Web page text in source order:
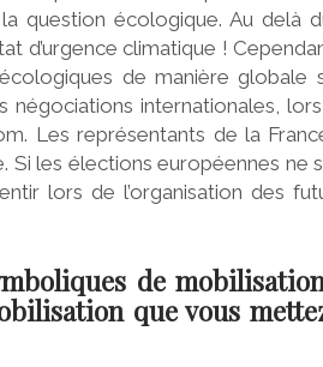
question écologique. Au delà
d’urgence climatique !
de manière globale
internationales,
Les représentants de la
Si les élections européennes ne
lors de l’organisation des
de
que vous